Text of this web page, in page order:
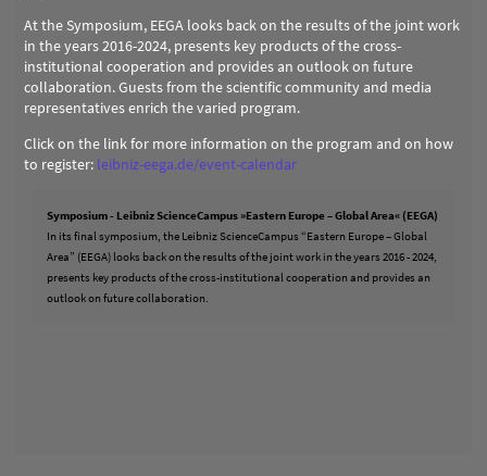
At the Symposium, EEGA looks back on the results of the joint work
in the years 2016-2024, presents key products of the cross-
institutional cooperation and provides an outlook on future
collaboration. Guests from the scientific community and media
representatives enrich the varied program.
Click on the link for more information on the program and on how
to register: leibniz-eega.de/event-calendar
Symposium - Leibniz ScienceCampus »Eastern Europe – Global Area« (EEGA)
In its final symposium, the Leibniz ScienceCampus “Eastern Europe – Global
Area” (EEGA) looks back on the results of the joint work in the years 2016 - 2024,
presents key products of the cross-institutional cooperation and provides an
outlook on future collaboration.